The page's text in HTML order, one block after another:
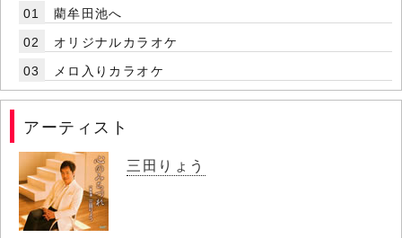
01
藺牟田池へ
02
オリジナルカラオケ
03
メロ入りカラオケ
アーティスト
三田りょう